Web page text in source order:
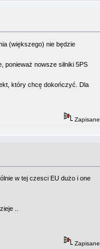
(większego) nie będzie
ponieważ nowsze silniki 5PS
który chcę dokończyć. Dla
Zapisane
w tej czesci EU dużo i one
..
Zapisane